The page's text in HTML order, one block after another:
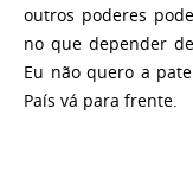
outros poderes
no que depender
Eu não quero a
País vá para frente.